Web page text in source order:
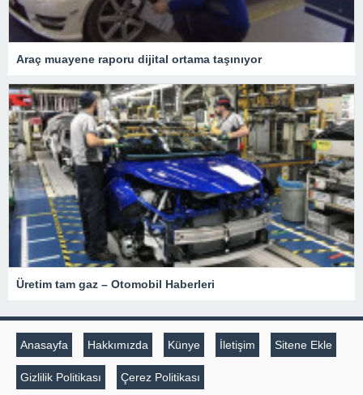
Araç muayene raporu dijital ortama taşınıyor
Üretim tam gaz – Otomobil Haberleri
Anasayfa Hakkımızda Künye İletişim Sitene Ekle
Gizlilik Politikası Çerez Politikası